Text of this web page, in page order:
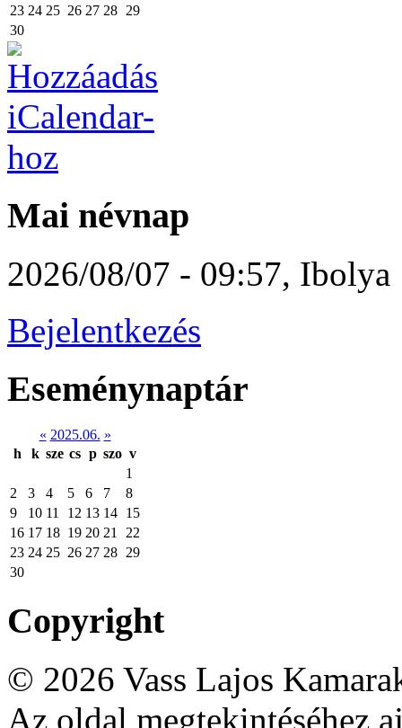
23 24 25 26 27 28 29
30
Mai névnap
2026/08/07 - 09:57, Ibolya
Bejelentkezés
Eseménynaptár
« 2025.06. »
h
k sze cs p szo v
1
2
3 4 5 6 7
8
9
10 11 12 13 14 15
16 17 18 19 20 21
22
23 24 25 26 27 28 29
30
Copyright
© 2026 Vass Lajos
Az oldal megtekintéséhez